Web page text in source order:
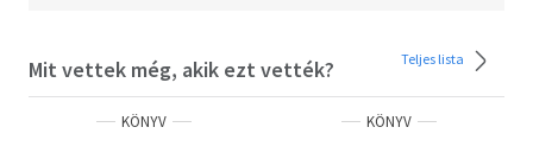
Mit vettek még, akik ezt vették? Teljes lista
KÖNYV KÖNYV